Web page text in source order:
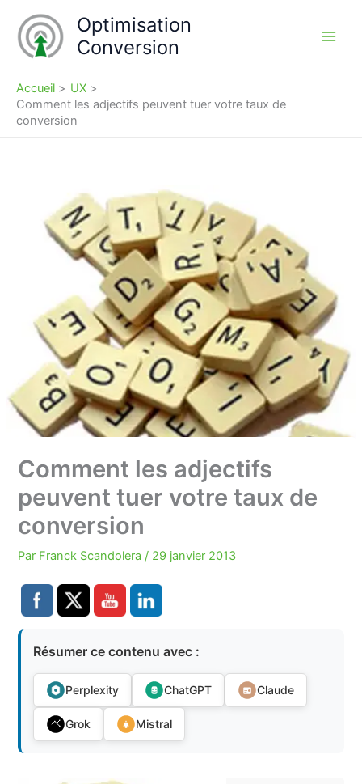
contenu
Optimisation
Conversion
Accueil
UX
Comment les adjectifs peuvent tuer votre taux de
conversion
Comment les adjectifs
peuvent tuer votre taux de
conversion
Par Franck Scandolera / 29 janvier 2013
Résumer ce contenu avec :
Perplexity ChatGPT Claude
Grok Mistral